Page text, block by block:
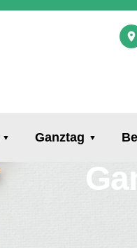
Ganztag